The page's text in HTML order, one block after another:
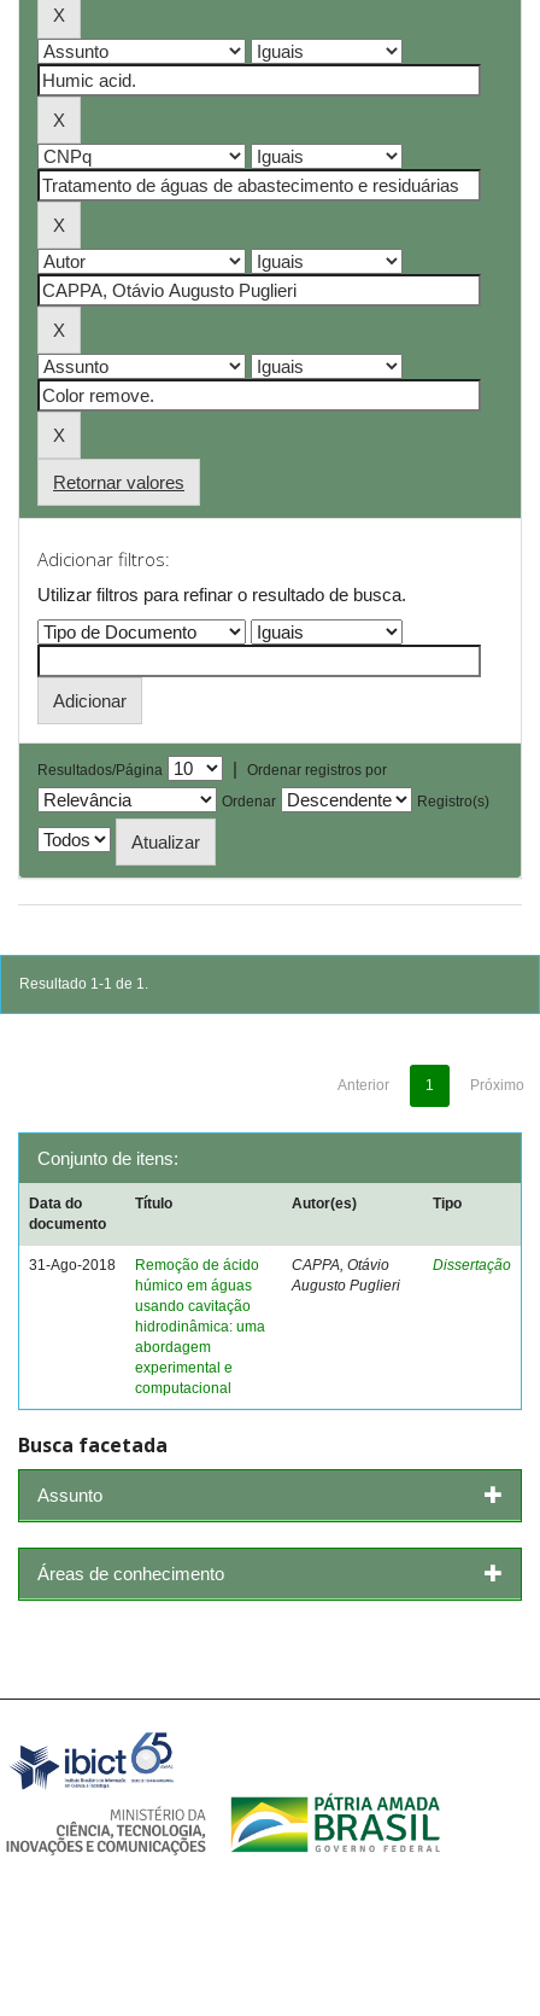
Retornar valores
Adicionar filtros:
Utilizar filtros para refinar o resultado de busca.
Resultados/Página |
Ordenar registros por
Ordenar
Registro(s)
Resultado 1-1 de 1.
Anterior 1 Próximo
Conjunto de itens:
Data do
documento
Título Autor(es) Tipo
31-Ago-2018
Remoção de ácido
húmico em águas
usando cavitação
hidrodinâmica: uma
abordagem
experimental e
computacional
CAPPA, Otávio
Augusto Puglieri
Dissertação
Busca facetada
Assunto
Áreas de conhecimento